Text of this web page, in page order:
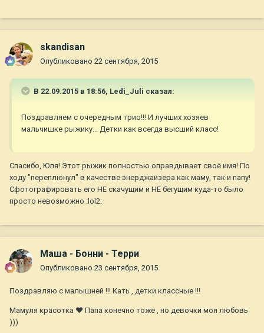
skandisan
Опубликовано 22 сентября, 2015
В 22.09.2015 в 18:56, Ledi_Juli сказал:
Поздравляем с очередным трио!!! И лучших хозяев
мальчишке рыжику... Детки как всегда высший класс!
Спасибо, Юля! Этот рыжик полностью оправдывает своё имя! По
ходу "переплюнул" в качестве энерджайзера как маму, так и папу!
Сфотографировать его НЕ скачущим и НЕ бегущим куда-то было
просто невозможно :lol2:
Маша - Бонни - Терри
Опубликовано 23 сентября, 2015
Поздравляю с малышней !!! Кать , детки классные !!!
Мамуля красотка ❤️ Папа конечно тоже , но девочки моя любовь
)))